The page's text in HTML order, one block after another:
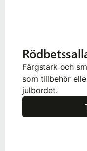
Färgstark och
som tillbehör
julbordet.